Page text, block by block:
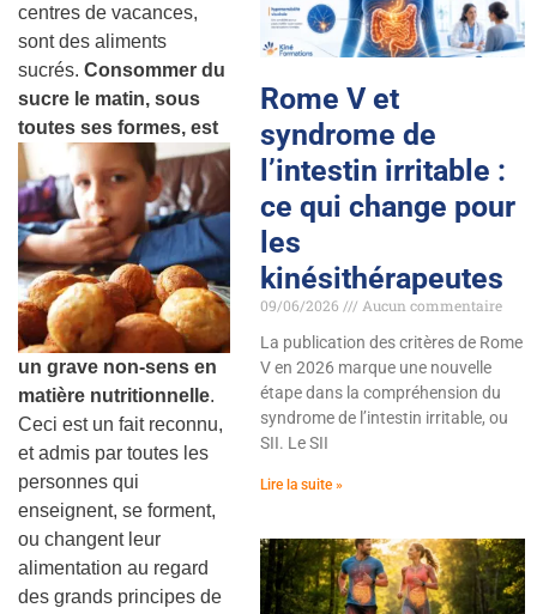
centres de vacances,
sont des aliments
sucrés. Consommer du
sucre le matin, sous
toutes ses formes, est
un grave non-sens en
matière nutritionnelle.
Ceci est un fait reconnu,
et admis par toutes les
personnes qui
enseignent, se forment,
ou changent leur
alimentation au regard
des grands principes de
Rome V et
syndrome de
l’intestin irritable :
ce qui change pour
les
kinésithérapeutes
09/06/2026
Aucun commentaire
La publication des critères de Rome
V en 2026 marque une nouvelle
étape dans la compréhension du
syndrome de l’intestin irritable, ou
SII. Le SII
Lire la suite »